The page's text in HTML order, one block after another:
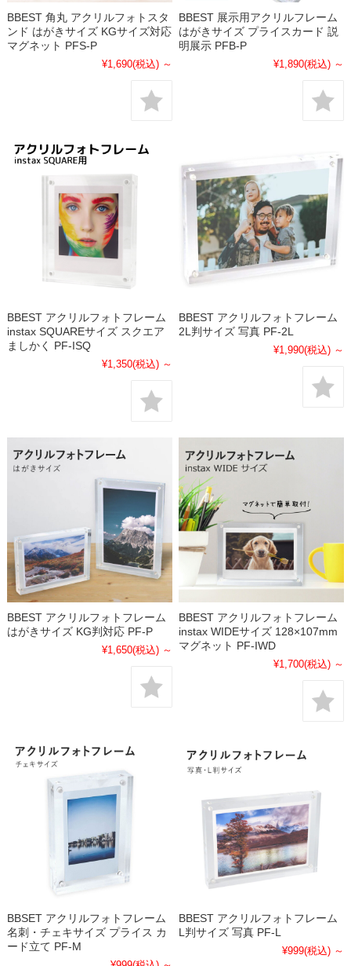
BBEST 角丸 アクリルフォトスタ
ンド はがきサイズ KGサイズ対応
マグネット PFS-P
¥1,690(税込) ～
BBEST 展示用アクリルフレーム
はがきサイズ プライスカード 説
明展示 PFB-P
¥1,890(税込) ～
BBEST アクリルフォトフレーム
instax SQUAREサイズ スクエア
ましかく PF-ISQ
¥1,350(税込) ～
BBEST アクリルフォトフレーム
2L判サイズ 写真 PF-2L
¥1,990(税込) ～
BBEST アクリルフォトフレーム
はがきサイズ KG判対応 PF-P
¥1,650(税込) ～
BBEST アクリルフォトフレーム
instax WIDEサイズ 128×107mm
マグネット PF-IWD
¥1,700(税込) ～
BBSET アクリルフォトフレーム
名刺・チェキサイズ プライス カ
ード立て PF-M
BBEST アクリルフォトフレーム
L判サイズ 写真 PF-L
¥999(税込) ～